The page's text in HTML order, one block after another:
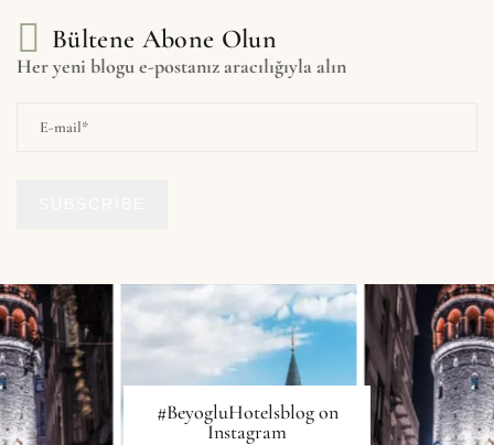
Bültene Abone Olun
Her yeni blogu e-postanız aracılığıyla alın
#BeyogluHotelsblog on
Instagram